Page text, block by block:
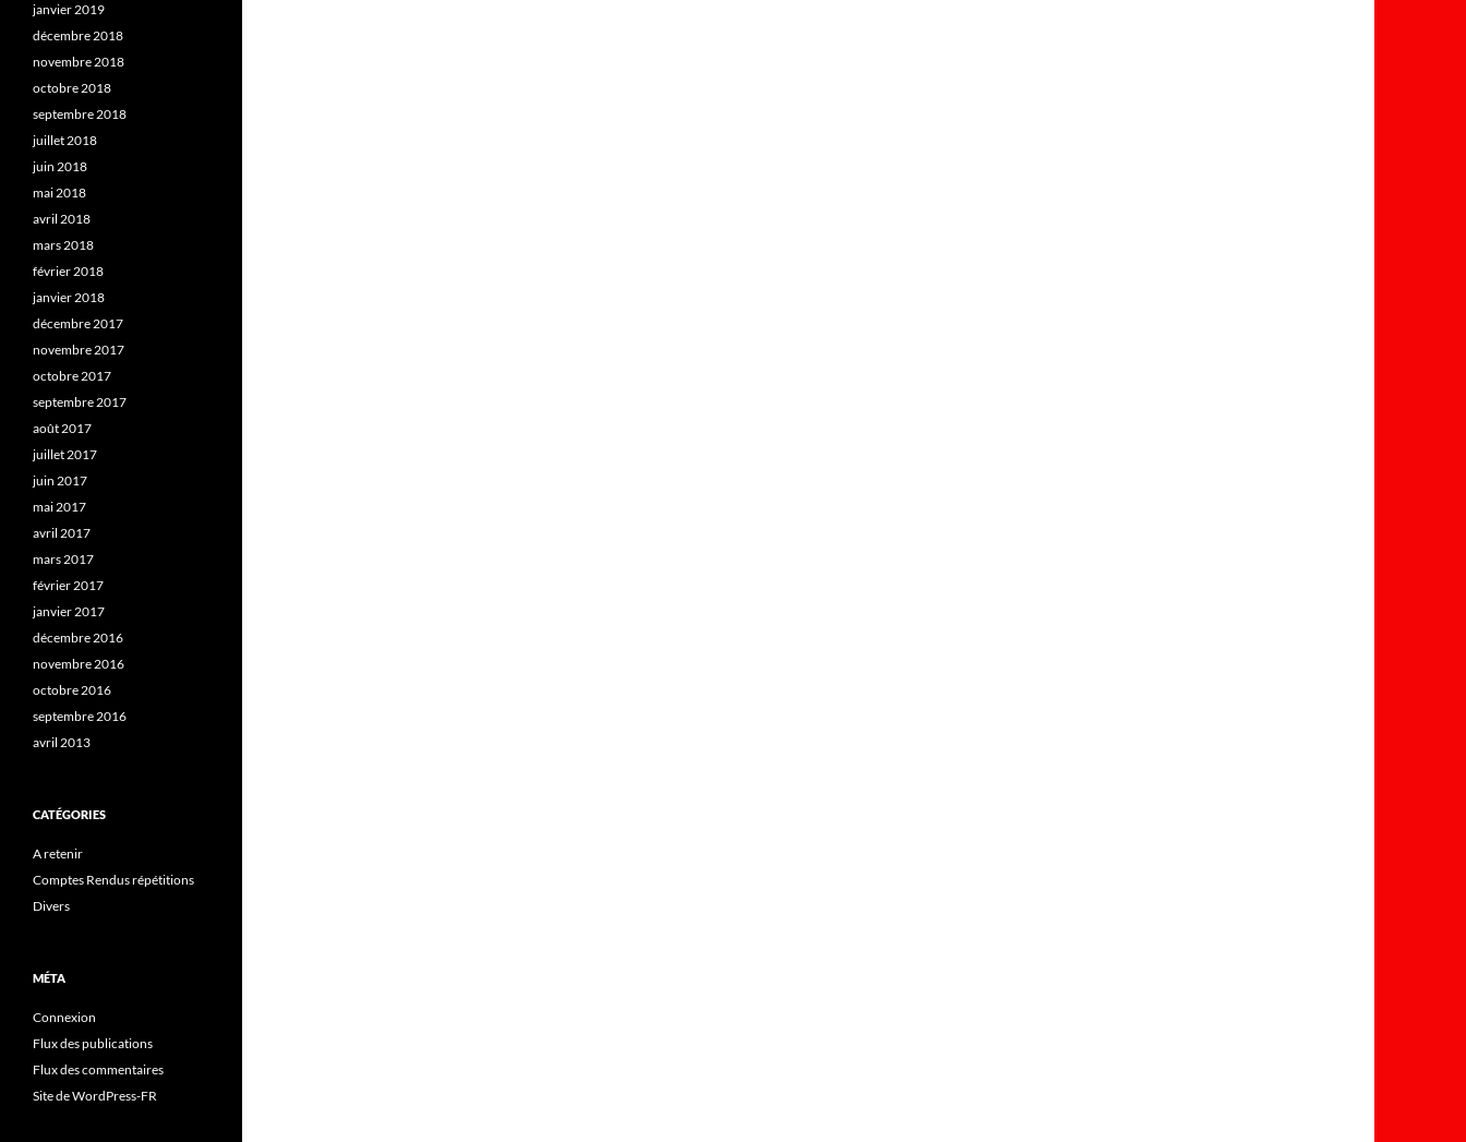
janvier 2019
décembre 2018
novembre 2018
octobre 2018
septembre 2018
juillet 2018
juin 2018
mai 2018
avril 2018
mars 2018
février 2018
janvier 2018
décembre 2017
novembre 2017
octobre 2017
septembre 2017
août 2017
juillet 2017
juin 2017
mai 2017
avril 2017
mars 2017
février 2017
janvier 2017
décembre 2016
novembre 2016
octobre 2016
septembre 2016
avril 2013
CATÉGORIES
A retenir
Comptes Rendus répétitions
Divers
MÉTA
Connexion
Flux des publications
Flux des commentaires
Site de WordPress-FR